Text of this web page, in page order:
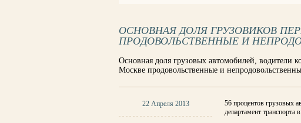
ОСНОВНАЯ ДОЛЯ ГРУЗОВИКОВ
ПРОДОВОЛЬСТВЕННЫЕ И
Основная доля грузовых автомобилей,
Москве продовольственные и
22 Апреля 2013
56 процентов грузовых
департамент транспорта